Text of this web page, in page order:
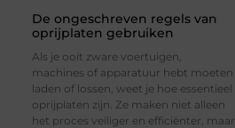
De ongeschreven regels van
oprijplaten gebruiken
Als je ooit zware voertuigen,
machines of apparatuur hebt moeten
laden of lossen, weet je hoe essentieel
oprijplaten zijn. Ze maken niet alleen
het proces veiliger en efficiënter, maar